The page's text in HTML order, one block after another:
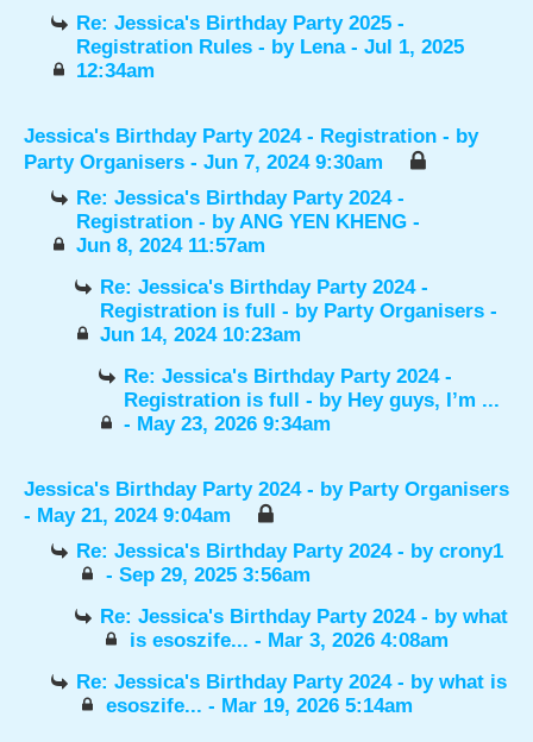
Re: Jessica's Birthday Party 2025 -
Registration Rules - by Lena- Jul 1, 2025
12:34am
Jessica's Birthday Party 2024 - Registration - by
Party Organisers - Jun 7, 2024 9:30am
Re: Jessica's Birthday Party 2024 -
Registration - byANG YEN KHENG -
Jun 8, 2024 11:57am
Re: Jessica's Birthday Party 2024 -
Registration is full - by Party Organisers -
Jun 14, 2024 10:23am
Re: Jessica's Birthday Party 2024 -
Registration is full - by Hey guys, I’m ...
- May 23, 2026 9:34am
Jessica's Birthday Party 2024 - by Party Organisers
- May 21, 2024 9:04am
Re: Jessica's Birthday Party 2024 - bycrony1
- Sep 29, 2025 3:56am
Re: Jessica's Birthday Party 2024 - bywhat
is esoszife... - Mar 3, 2026 4:08am
Re: Jessica's Birthday Party 2024 - bywhat is
esoszife... - Mar 19, 2026 5:14am